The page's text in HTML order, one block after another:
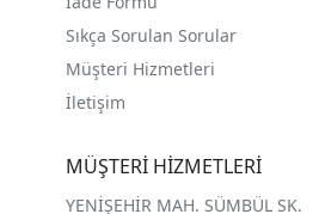
Sıkça Sorulan Sorular
Müşteri Hizmetleri
İletişim
MÜŞTERİ HİZMETLERİ
YENİŞEHİR MAH. SÜMBÜL SK.